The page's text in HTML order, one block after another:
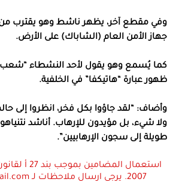
وفي مقطع آخر، يظهر ناشط وهو يقترب من
جهاز الأمن العام (الشاباك) على الأرض.
كما يُسمع وهو يقول لأحد النشطاء “شعب
ظهور عبارة “هاتيكفا” في الخلفية.
وأضاف: “لقد جاؤوا بكل فخر، انظروا إلى
ولا شيء، بل مؤيدون للإرهاب. أناشد
طويلة إلى سجون الإرهابيين”.
استعمال
2007. يرجى ارسال ملاحظات لـ akkanet.net@gmail.com